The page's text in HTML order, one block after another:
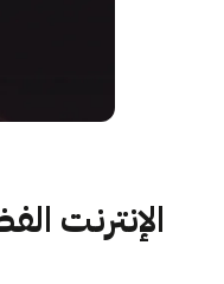
الإنترنت